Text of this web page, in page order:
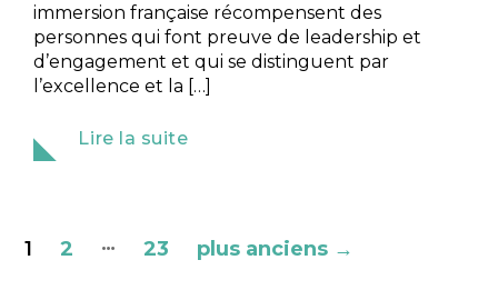
immersion française récompensent des
personnes qui font preuve de leadership et
d’engagement et qui se distinguent par
l’excellence et la […]
Lire la suite
1 2 … 23 plus anciens →